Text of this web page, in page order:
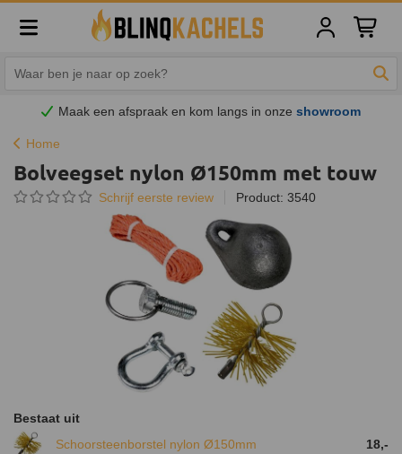
Maak een afspraak en kom langs in onzeshowroom
Home
Bolveegset nylon Ø150mm met touw
Schrijf eerste review Product: 3540
Bestaat uit
Schoorsteenborstel nylon Ø150mm
18,-